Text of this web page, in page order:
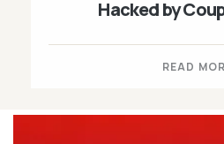
Hacked by
READ